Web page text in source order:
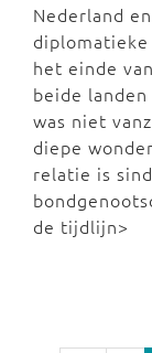
Nederland
het einde
beide
was niet
diepe
relatie is
de tijdlijn>